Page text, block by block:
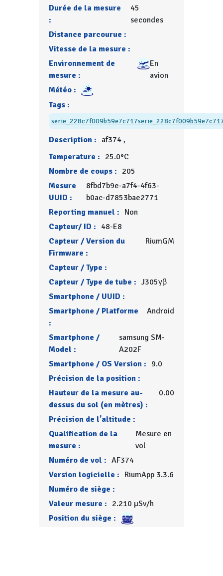
Durée de la mesure
:
45
secondes
Distance parcourue :
Vitesse de la mesure :
Environnement de
mesure :
En
avion
Météo :
Tags :
serie_228c7f009b59e7c717
Description : af374 ,
Temperature : 25.0°C
Nombre de coups : 205
Mesure
UUID :
8fbd7b9e-a7f4-4f63-
b0ac-d7853bae2771
Reporting manuel : Non
Capteur/ ID : 48-E8
Capteur / Version du
Firmware :
RiumGM
Capteur / Type :
Capteur / Type de tube : J305γβ
Smartphone / UUID :
Smartphone / Platforme
:
Android
Smartphone /
Model :
samsung SM-
A202F
Smartphone / OS Version : 9.0
Précision de la position :
Hauteur de la mesure au-
dessus du sol (en mètres) :
0.00
Précision de l'altitude :
Qualification de la
mesure :
Mesure en
vol
Numéro de vol : AF374
Version logicielle : RiumApp 3.3.6
Numéro de siège :
Valeur mesure : 2.210 µSv/h
Position du siège :